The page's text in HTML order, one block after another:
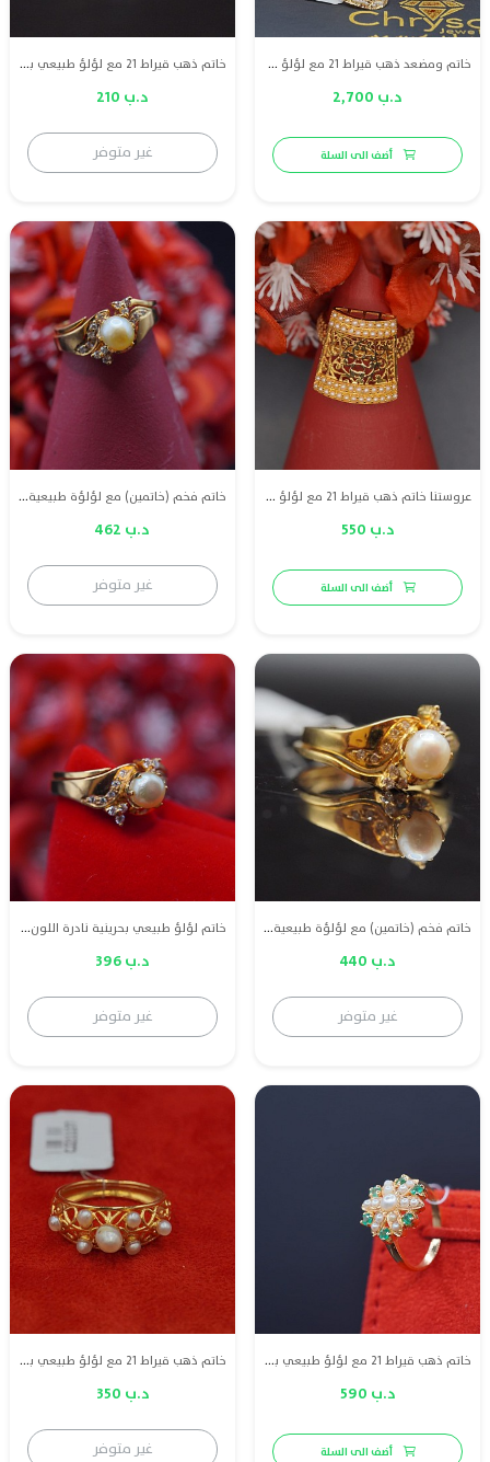
خاتم ومضعد ذهب قيراط 21 مع لؤلؤ طبيعي بحريني
د.ب 2,700
أضف الى السلة
خاتم ذهب قيراط 21 مع لؤلؤ طبيعي بحريني
د.ب 210
غير متوفر
عروستنا خاتم ذهب قيراط 21 مع لؤلؤ طبيعي بحريني
د.ب 550
أضف الى السلة
خاتم فخم (خاتمين) مع لؤلؤة طبيعية بحرينية راقية دمعة مع الماس
د.ب 462
غير متوفر
خاتم فخم (خاتمين) مع لؤلؤة طبيعية بحرينية راقية دمعة مع الماس
د.ب 440
غير متوفر
خاتم لؤلؤ طبيعي بحرينية نادرة اللون مع الماس وذهب
د.ب 396
غير متوفر
خاتم ذهب قيراط 21 مع لؤلؤ طبيعي بحريني
د.ب 590
أضف الى السلة
خاتم ذهب قيراط 21 مع لؤلؤ طبيعي بحريني
د.ب 350
غير متوفر